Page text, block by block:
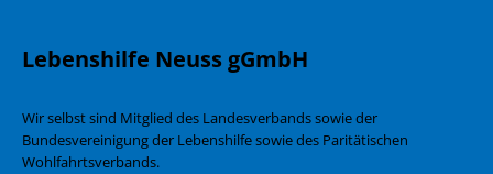
Lebenshilfe Neuss gGmbH
Wir selbst sind Mitglied des Landesverbands sowie der
Bundesvereinigung der Lebenshilfe sowie des Paritätischen
Wohlfahrtsverbands.